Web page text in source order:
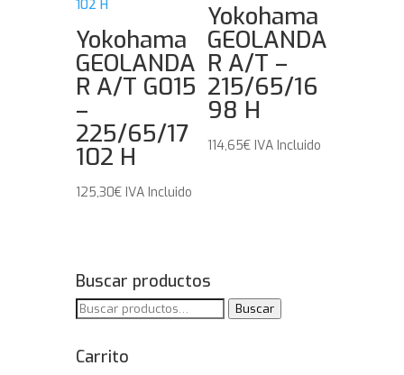
Yokohama
GEOLANDA
R A/T G015
–
225/65/17
102 H
125,30€ IVA Incluido
Yokohama
GEOLANDA
R A/T –
215/65/16
98 H
114,65€ IVA Incluido
Buscar productos
Buscar
Buscar
Carrito